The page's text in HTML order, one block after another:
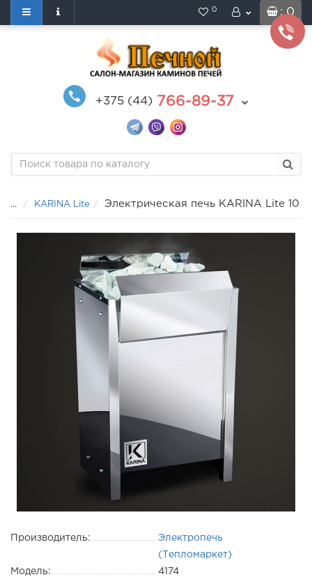
: 0
0
+375 (44) 766-89-37
... KARINA Lite Электрическая печь KARINA Lite 10
Производитель:
Электропечь
(Тепломаркет)
Модель:
4174